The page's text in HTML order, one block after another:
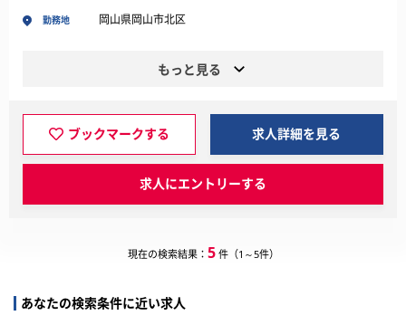
勤務地 岡山県岡山市北区
もっと見る
ブックマークする 求人詳細を見る
求人にエントリーする
現在の検索結果： 5件（1～5件）
あなたの検索条件に近い求人